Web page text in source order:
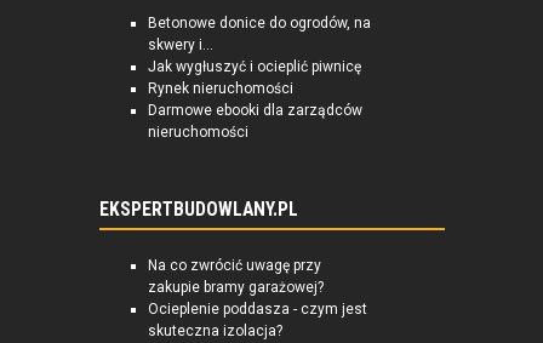
Betonowe donice do ogrodów, na
skwery i...
Jak wygłuszyć i ocieplić piwnicę
Rynek nieruchomości
Darmowe ebooki dla zarządców
nieruchomości
EKSPERTBUDOWLANY.PL
Na co zwrócić uwagę przy
zakupie bramy garażowej?
Ocieplenie poddasza - czym jest
skuteczna izolacja?